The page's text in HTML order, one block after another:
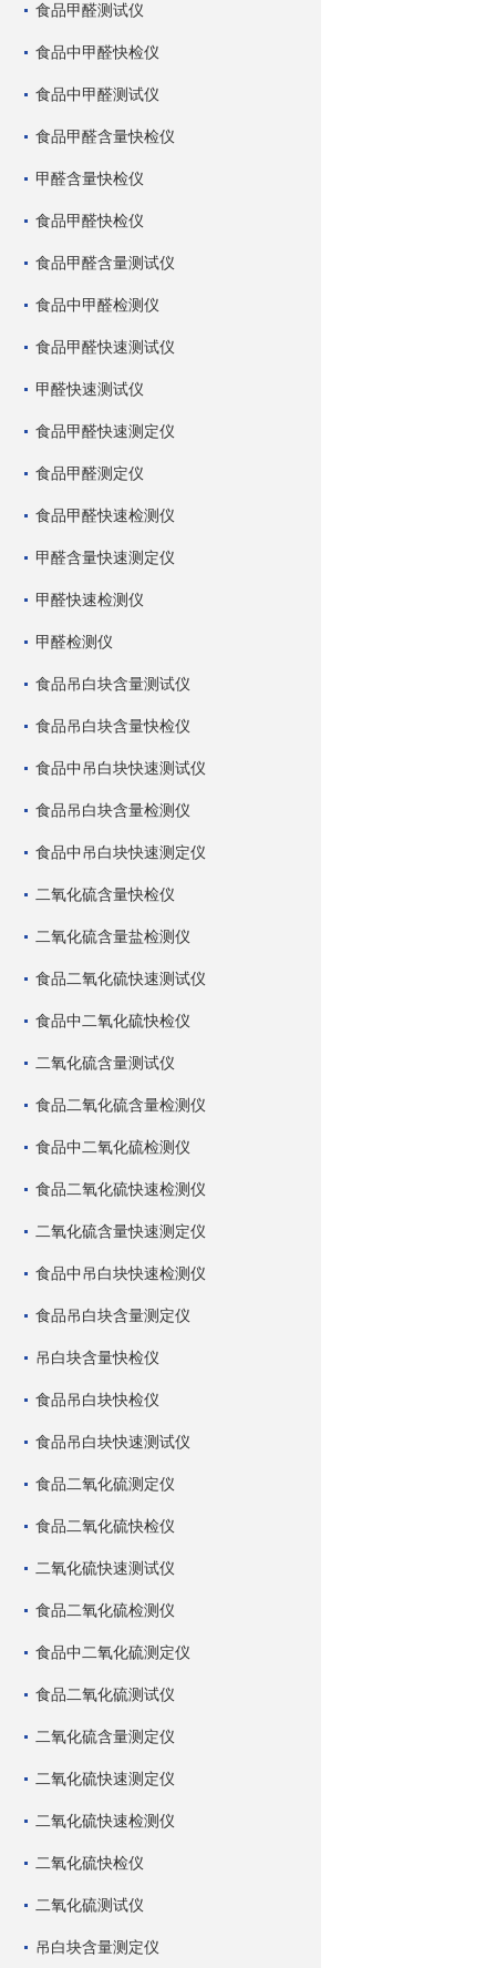
食品甲醛测试仪
食品中甲醛快检仪
食品中甲醛测试仪
食品甲醛含量快检仪
甲醛含量快检仪
食品甲醛快检仪
食品甲醛含量测试仪
食品中甲醛检测仪
食品甲醛快速测试仪
甲醛快速测试仪
食品甲醛快速测定仪
食品甲醛测定仪
食品甲醛快速检测仪
甲醛含量快速测定仪
甲醛快速检测仪
甲醛检测仪
食品吊白块含量测试仪
食品吊白块含量快检仪
食品中吊白块快速测试仪
食品吊白块含量检测仪
食品中吊白块快速测定仪
二氧化硫含量快检仪
二氧化硫含量盐检测仪
食品二氧化硫快速测试仪
食品中二氧化硫快检仪
二氧化硫含量测试仪
食品二氧化硫含量检测仪
食品中二氧化硫检测仪
食品二氧化硫快速检测仪
二氧化硫含量快速测定仪
食品中吊白块快速检测仪
食品吊白块含量测定仪
吊白块含量快检仪
食品吊白块快检仪
食品吊白块快速测试仪
食品二氧化硫测定仪
食品二氧化硫快检仪
二氧化硫快速测试仪
食品二氧化硫检测仪
食品中二氧化硫测定仪
食品二氧化硫测试仪
二氧化硫含量测定仪
二氧化硫快速测定仪
二氧化硫快速检测仪
二氧化硫快检仪
二氧化硫测试仪
吊白块含量测定仪